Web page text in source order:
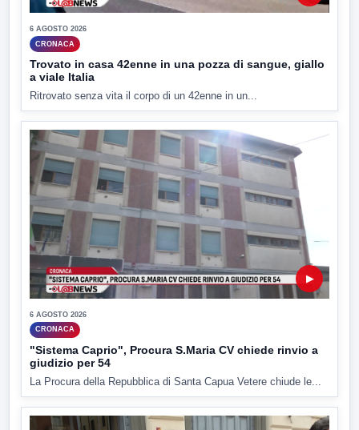
6 AGOSTO 2026
CRONACA
Trovato in casa 42enne in una pozza di sangue, giallo
a viale Italia
Ritrovato senza vita il corpo di un 42enne in un...
▶
6 AGOSTO 2026
CRONACA
"Sistema Caprio", Procura S.Maria CV chiede rinvio a
giudizio per 54
La Procura della Repubblica di Santa Capua Vetere chiude le...